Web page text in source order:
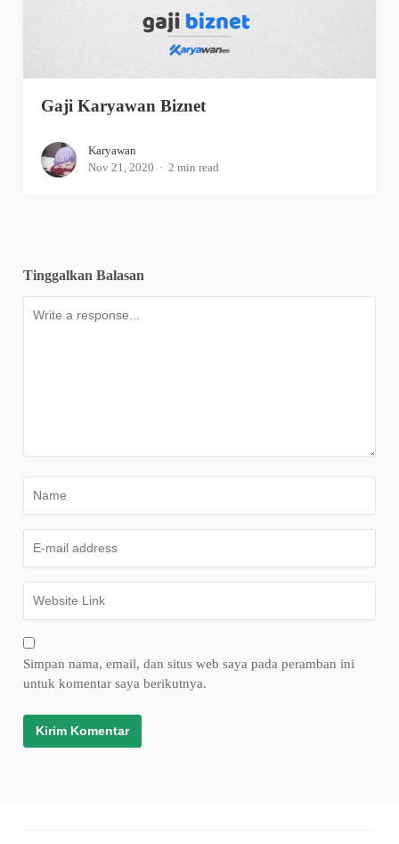
Gaji Karyawan Biznet
Karyawan
Nov 21, 2020
2 min read
Tinggalkan Balasan
Simpan nama, email, dan situs web saya pada peramban ini
untuk komentar saya berikutnya.